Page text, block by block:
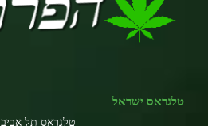
טלגראס ישראל
טלגראס תל אביב